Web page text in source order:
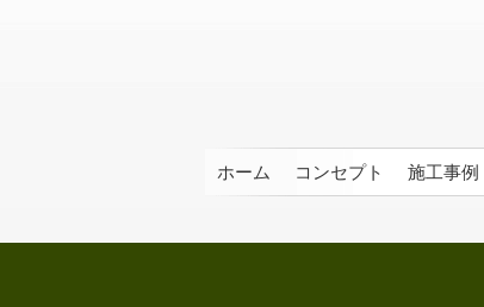
ホーム コンセプト 施工事例